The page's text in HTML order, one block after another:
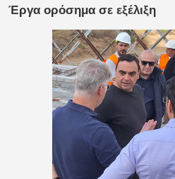
Έργα ορόσημα σε εξέλιξη